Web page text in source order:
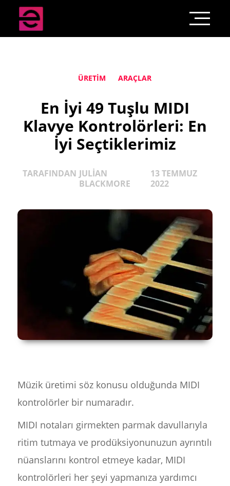
ÜRETIM ARAÇLAR
En İyi 49 Tuşlu MIDI
Klavye Kontrolörleri: En
İyi Seçtiklerimiz
TARAFINDAN JULIAN
BLACKMORE
13 TEMMUZ
2022
Müzik üretimi söz konusu olduğunda MIDI
kontrolörler bir numaradır.
MIDI notaları girmekten parmak davullarıyla
ritim tutmaya ve prodüksiyonunuzun ayrıntılı
nüanslarını kontrol etmeye kadar, MIDI
kontrolörleri her şeyi yapmanıza yardımcı